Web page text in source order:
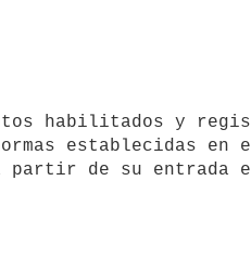
establecidas en
partir de su entrada